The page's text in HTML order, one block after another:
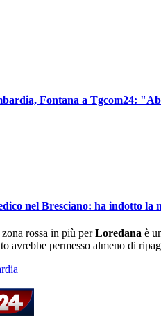
Fontana a Tgcom24:
nel Bresciano: ha indotto la
rossa in più perLoredana è
avrebbe permesso almeno di